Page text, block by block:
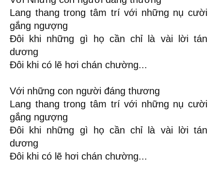
Lang thang trong tâm trí với những nụ cười
gắng ngượng
Đôi khi những gì họ cần chỉ là vài lời tán
dương
Đôi khi có lẽ hơi chán chường...
Với những con người đáng thương
Lang thang trong tâm trí với những nụ cười
gắng ngượng
Đôi khi những gì họ cần chỉ là vài lời tán
dương
Đôi khi có lẽ hơi chán chường...